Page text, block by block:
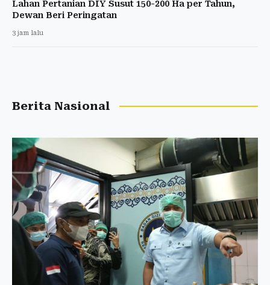
Lahan Pertanian DIY Susut 150-200 Ha per Tahun,
Dewan Beri Peringatan
3 jam lalu
Berita Nasional